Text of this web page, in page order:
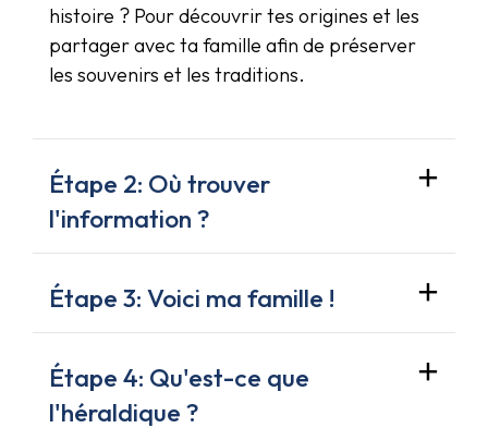
histoire ? Pour découvrir tes origines et les
partager avec ta famille afin de préserver
les souvenirs et les traditions.
Étape 2: Où trouver
l'information ?
Étape 3: Voici ma famille !
Étape 4: Qu'est-ce que
l'héraldique ?